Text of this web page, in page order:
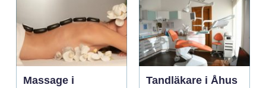
Massage i
Tandläkare i Åhus